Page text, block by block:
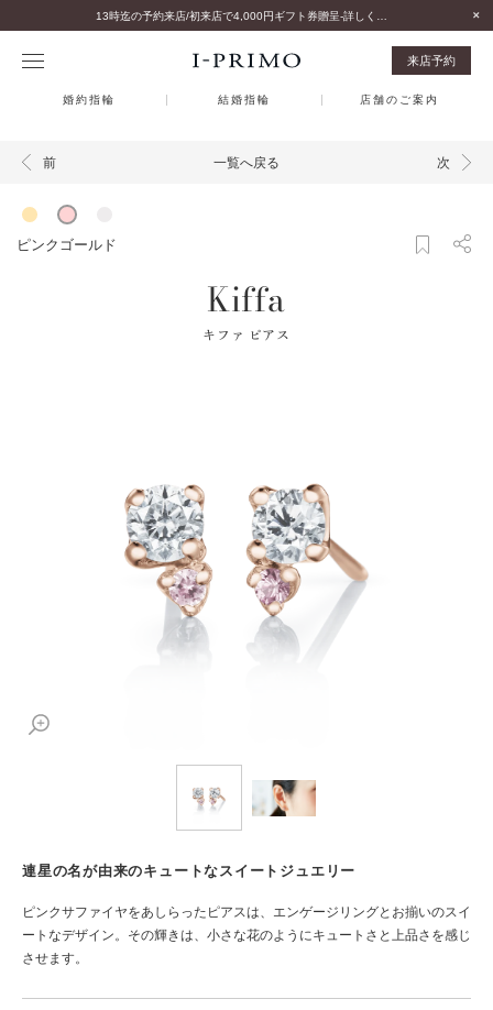
来店予約
婚約指輪 結婚指輪 店舗のご案内
前 一覧へ戻る 次
ピンクゴールド
Kiffa
キファ ピアス
連星の名が由来のキュートなスイートジュエリー
ピンクサファイヤをあしらったピアスは、エンゲージリングとお揃いのスイ
ートなデザイン。その輝きは、小さな花のようにキュートさと上品さを感じ
させます。